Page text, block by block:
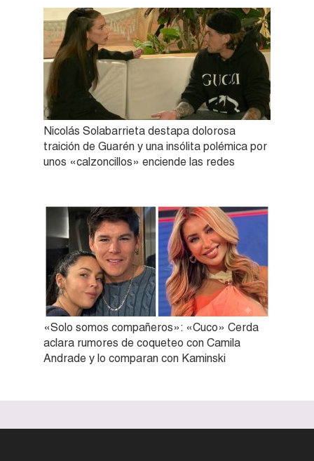
Nicolás Solabarrieta destapa dolorosa
traición de Guarén y una insólita polémica por
unos «calzoncillos» enciende las redes
«Solo somos compañeros»: «Cuco» Cerda
aclara rumores de coqueteo con Camila
Andrade y lo comparan con Kaminski